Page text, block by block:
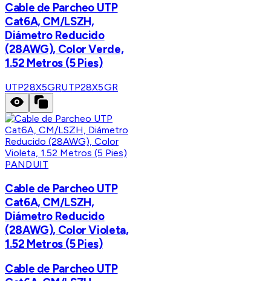
Cable de Parcheo UTP
Cat6A, CM/LSZH,
Diámetro Reducido
(28AWG), Color Verde,
1.52 Metros (5 Pies)
UTP28X5GRUTP28X5GR
PANDUIT
Cable de Parcheo UTP
Cat6A, CM/LSZH,
Diámetro Reducido
(28AWG), Color Violeta,
1.52 Metros (5 Pies)
Cable de Parcheo UTP